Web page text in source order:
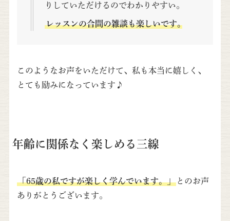
りしていただけるのでわかりやすい。
レッスンの合間の雑談も楽しいです｡
このようなお声をいただけて、私も本当に嬉しく、
とても励みになっています♪
年齢に関係なく楽しめる三線
「65歳の私ですが楽しく学んでいます。」とのお声
ありがとうございます。